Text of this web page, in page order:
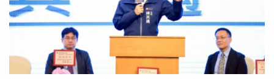
脆直接在藍營支持者聚集的社群平台辦投票，結果可能更令
人滿意。民進黨高雄市議員參選人蔡秉璁則表示，同一家媒
體早在今年初民進黨完成初選後，就曾發布柯志恩領先的網
路民調，如今半年過去，幾乎相同模式的結果再度上演。他
批評，藍營每逢選舉便反覆引用類似數據營造「黃金交叉」